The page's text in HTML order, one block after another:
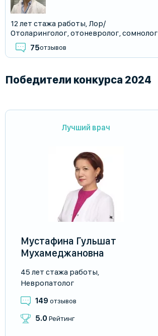
12 лет стажа работы,Лор/
Отоларинголог,отоневролог,сомнолог
75отзывов
Победители конкурса 2024
Лучший врач
Мустафина Гульшат
Мухамеджановна
45 лет стажа работы,
Невропатолог
149 отзывов
5.0 Рейтинг